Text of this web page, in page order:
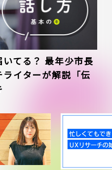
てる？ 最年少市長
イターが解説「伝